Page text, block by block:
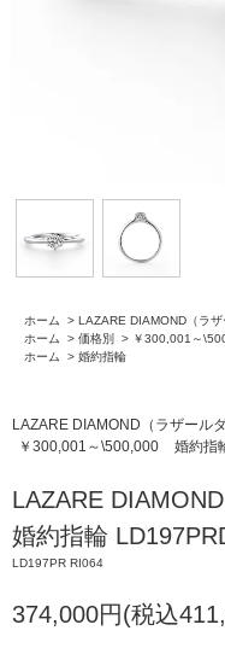
ホーム > LAZARE DIAMOND（ラザ
ホーム
> 価格別 > ￥300,001～
ホーム
> 婚約指輪
LAZARE DIAMOND（ラザール
￥300,001～\500,000
婚約指
LAZARE
婚約指輪
LD197PR RI064
374,000円(税込